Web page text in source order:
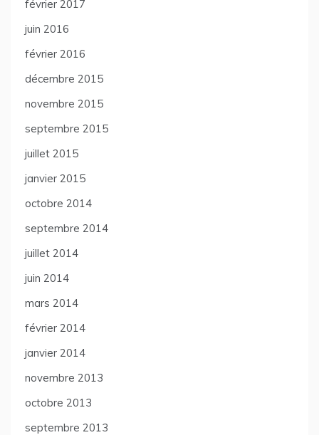
février 2017
juin 2016
février 2016
décembre 2015
novembre 2015
septembre 2015
juillet 2015
janvier 2015
octobre 2014
septembre 2014
juillet 2014
juin 2014
mars 2014
février 2014
janvier 2014
novembre 2013
octobre 2013
septembre 2013